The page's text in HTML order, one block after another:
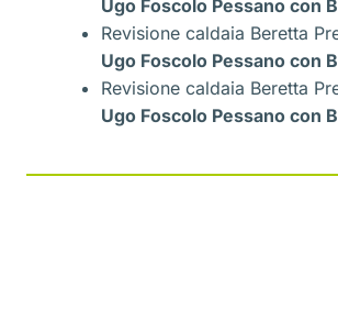
Ugo Foscolo Pessano con
Revisione caldaia Beretta
Ugo Foscolo Pessano con
Revisione caldaia Beretta
Ugo Foscolo Pessano con